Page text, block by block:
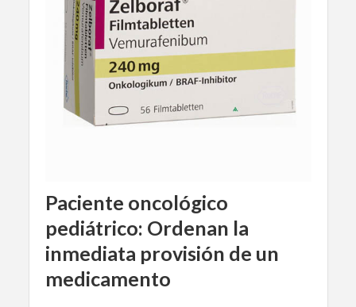
Paciente oncológico
pediátrico: Ordenan la
inmediata provisión de un
medicamento